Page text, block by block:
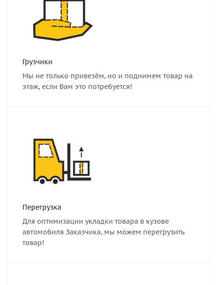
Грузчики
Мы не только привезём, но и поднимем товар на
этаж, если Вам это потребуется!
Перегрузка
Для оптимизации укладки товара в кузове
автомобиля Заказчика, мы можем перегрузить
товар!